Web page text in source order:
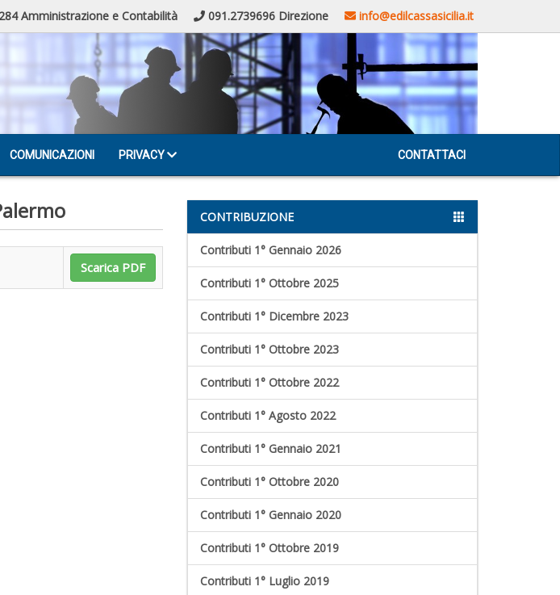
Amministrazione e Contabilità 091.2739696 Direzione info@edilcassasicilia.it
COMUNICAZIONI PRIVACY CONTATTACI
Scarica PDF
CONTRIBUZIONE
Contributi 1° Gennaio 2026
Contributi 1° Ottobre 2025
Contributi 1° Dicembre 2023
Contributi 1° Ottobre 2023
Contributi 1° Ottobre 2022
Contributi 1° Agosto 2022
Contributi 1° Gennaio 2021
Contributi 1° Ottobre 2020
Contributi 1° Gennaio 2020
Contributi 1° Ottobre 2019
Contributi 1° Luglio 2019